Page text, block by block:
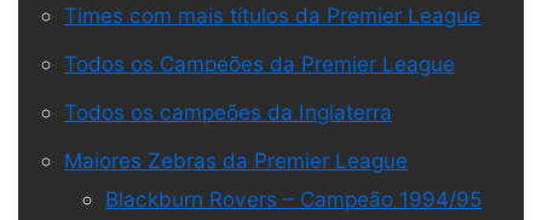
Times com mais títulos da Premier League
Todos os Campeões da Premier League
Todos os campeões da Inglaterra
Maiores Zebras da Premier League
Blackburn Rovers – Campeão 1994/95